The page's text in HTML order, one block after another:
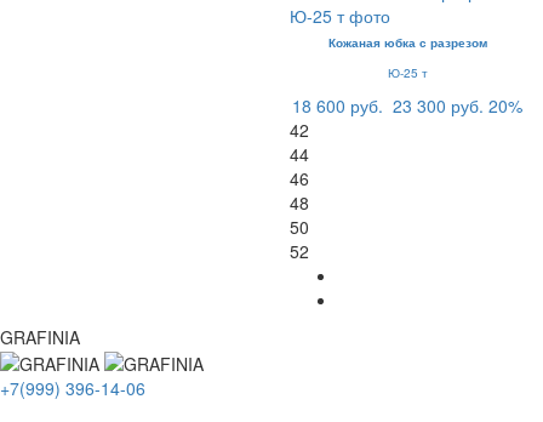
Кожаная юбка с разрезом
Ю-25 т
18 600 руб. 23 300 руб. 20%
42
44
46
48
50
52
GRAFINIA
+7(999) 396-14-06